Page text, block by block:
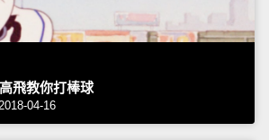
飛教你打棒球
04-16